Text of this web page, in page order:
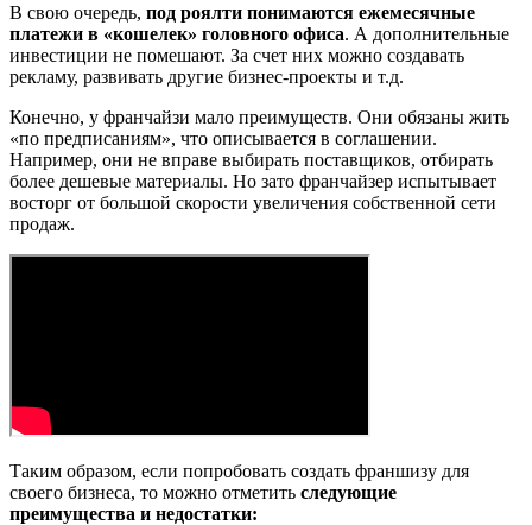
В свою очередь, под роялти понимаются ежемесячные
платежи в «кошелек» головного офиса. А дополнительные
инвестиции не помешают. За счет них можно создавать
рекламу, развивать другие бизнес-проекты и т.д.
Конечно, у франчайзи мало преимуществ. Они обязаны жить
«по предписаниям», что описывается в соглашении.
Например, они не вправе выбирать поставщиков, отбирать
более дешевые материалы. Но зато франчайзер испытывает
восторг от большой скорости увеличения собственной сети
продаж.
Таким образом, если попробовать создать франшизу для
своего бизнеса, то можно отметить следующие
преимущества и недостатки: